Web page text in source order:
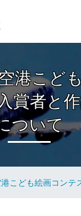
港こど
賞者と
ついて
も絵画コンテスト」の入賞